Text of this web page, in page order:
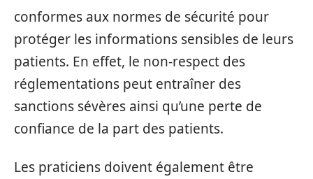
conformes aux normes de sécurité pour
protéger les informations sensibles de leurs
patients. En effet, le non-respect des
réglementations peut entraîner des
sanctions sévères ainsi qu’une perte de
confiance de la part des patients.
Les praticiens doivent également être